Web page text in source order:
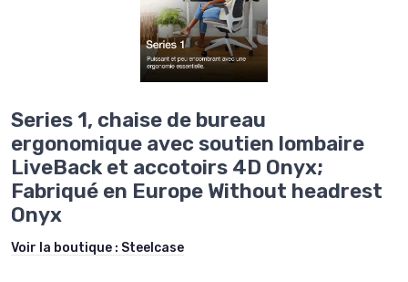
Series 1, chaise de bureau
ergonomique avec soutien lombaire
LiveBack et accotoirs 4D Onyx;
Fabriqué en Europe Without headrest
Onyx
Voir la boutique : Steelcase